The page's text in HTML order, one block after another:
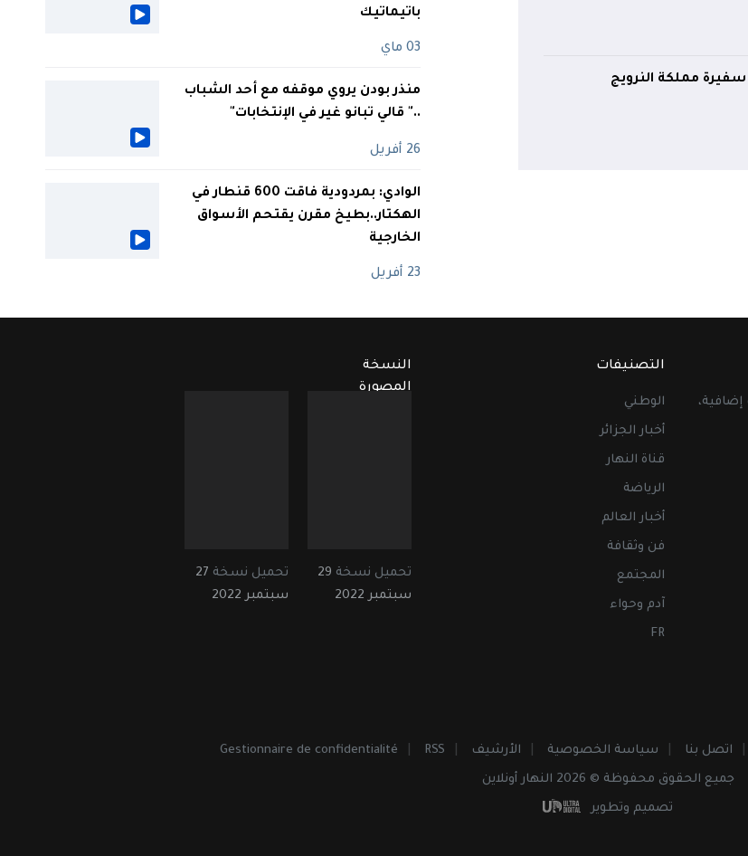
مملكة النرويج
باتيماتيك
03 ماي
منذر بودن يروي موقفه مع أحد الشباب
.." قالي تبانو غير في الإنتخابات"
26 أفريل
الوادي: بمردودية فاقت 600 قنطار في
الهكتار..بطيخ مقرن يقتحم الأسواق
الخارجية
23 أفريل
التصنيفات
الوطني
أخبار الجزائر
قناة النهار
الرياضة
أخبار العالم
فن وثقافة
المجتمع
آدم وحواء
FR
النسخة
المصورة
تحميل نسخة 29
سبتمبر 2022
تحميل نسخة 27
سبتمبر 2022
اتصل بنا سياسة الخصوصية الأرشيف RSS
Gestionnaire de confidentialité
جميع الحقوق محفوظة © 2026 النهار أونلاين
تصميم وتطوير